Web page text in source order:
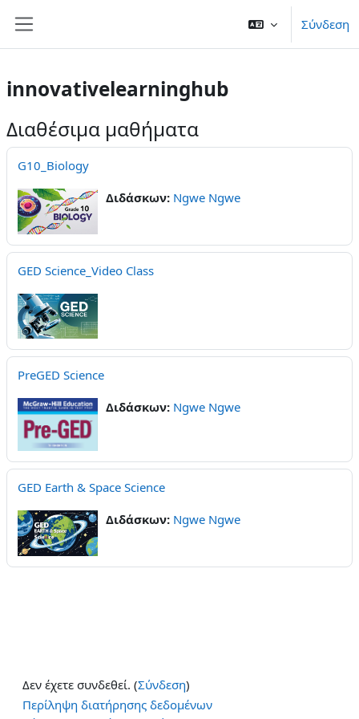
Σύνδεση
innovativelearninghub
Διαθέσιμα μαθήματα
G10_Biology
Διδάσκων: Ngwe Ngwe
GED Science_Video Class
PreGED Science
Διδάσκων: Ngwe Ngwe
GED Earth & Space Science
Διδάσκων: Ngwe Ngwe
Δεν έχετε συνδεθεί. (Σύνδεση)
Περίληψη διατήρησης δεδομένων